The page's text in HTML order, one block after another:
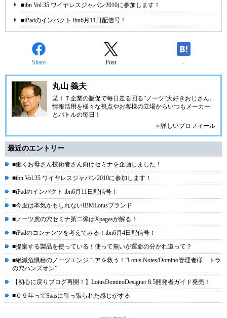
■ibn Vol.35 ワイヤレスジャパン2010に参加します！
■iPadのインパクト ibn6月11日配信号！
Share Post -
丸山 義夫
某ＩＴ企業の販促で毎日走る回る”ノーツ”大好きおじさん。
情報活用を様々な視点やお客様の立場からいつもメーカー
とバトルの毎日！
» 詳しいプロフィール
最近のエントリー
■働くお母さん技術者さん向けセミナを企画しました！
■ibn Vol.35 ワイヤレスジャパン2010に参加します！
■iPadのインパクト ibn6月11日配信号！
■今度は本気かもしれないIBMLotusブランド
■ノーツ虎の穴セミナ第二弾はXpagesが解る！
■iPadのコンテンツを考えてみる！ibn6月4日配信号！
■提案する製品を使っている！使って無いが運命の分かれ道って？
■絶滅危惧種のノーツエンジニアを救う！”Lotus Notes/Domino管理者様 トラ
の穴ハンズオン”
【初心に戻りブログ再開！】LotusDominoDesigner 8.5開発者ガイド発売！
■０９年ってSaasに引っ張られた感じがする